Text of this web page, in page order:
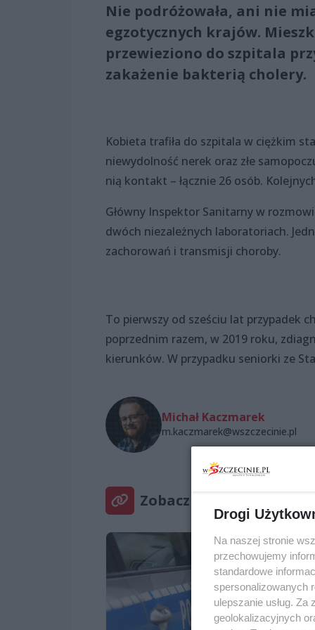
Nie podróżowała, ani nie
egzotycznych krajów.
przewieziono do szpitala
zakażenie bakterią cholery.
Kobieta trafiła do szpitala w ciężkim
niewydolność nerek oraz złe
nią kontakt – łącznie 26 osób.
Główny Inspektor Sanitarny w
dwóch niezależnych laboratoriach.
zachorowań i transmisji choroby.
To pierwszy od sześciu lat przypadek
poprzednim razem, w 2019 roku,
kierunków. W przypadku seniorki ze
Michał Kaczmarek
m.kaczmarek@wszczecinie.pl
Zobacz też
Drogi
Na naszej stronie
przechowujemy
standardowe
spersonalizowanych
ulepszanie usług.
geolokalizacyjnych